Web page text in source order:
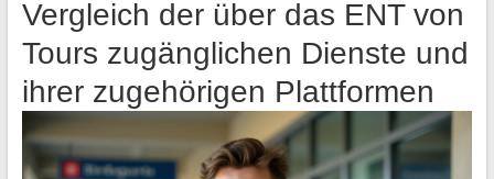
Vergleich der über das ENT von
Tours zugänglichen Dienste und
ihrer zugehörigen Plattformen